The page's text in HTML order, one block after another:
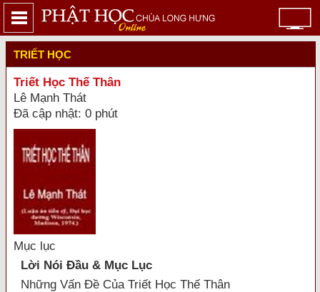
TRIẾT HỌC
Triết Học Thế Thân
Lê Mạnh Thát
Đã cập nhật: 0 phút
Mục lục
Lời Nói Đầu & Mục Lục
Những Vấn Đề Của Triết Học Thế Thân